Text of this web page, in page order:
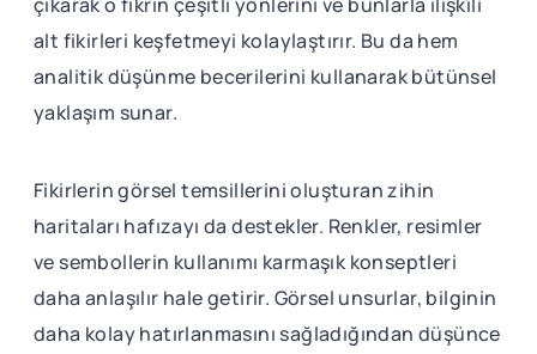
alt fikirleri keşfetmeyi kolaylaştırır. Bu da hem
analitik düşünme becerilerini kullanarak bütünsel
yaklaşım sunar.
Fikirlerin görsel temsillerini oluşturan zihin
haritaları hafızayı da destekler. Renkler, resimler
ve sembollerin kullanımı karmaşık konseptleri
daha anlaşılır hale getirir. Görsel unsurlar, bilginin
daha kolay hatırlanmasını sağladığından düşünce